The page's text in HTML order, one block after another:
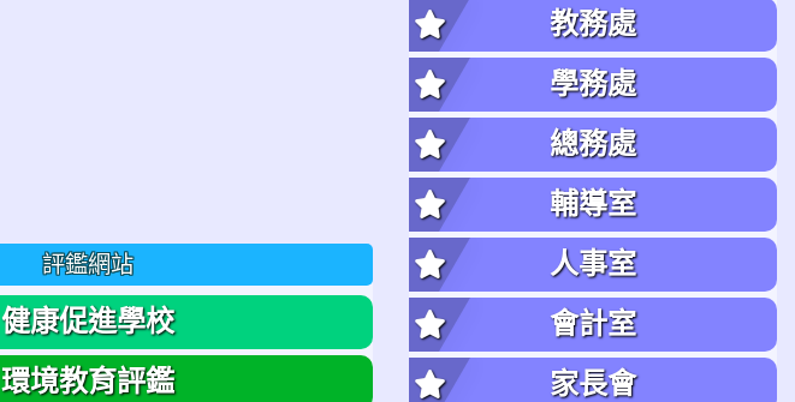
評鑑網站
健康促進學校
環境教育評鑑
教務處
學務處
總務處
輔導室
人事室
會計室
家長會